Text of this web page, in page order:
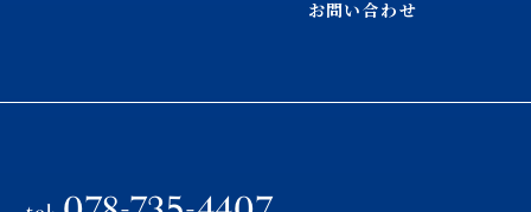
お問い合わせ